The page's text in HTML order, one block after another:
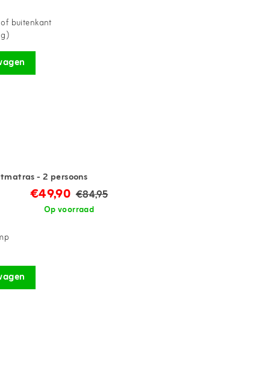
buitenkant
- 2 persoons
€49,90 €84,95
Op voorraad